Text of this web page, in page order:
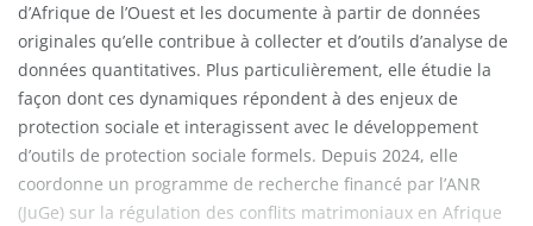
d’Afrique de l’Ouest et les documente à partir de données
originales qu’elle contribue à collecter et d’outils d’analyse de
données quantitatives. Plus particulièrement, elle étudie la
façon dont ces dynamiques répondent à des enjeux de
protection sociale et interagissent avec le développement
d’outils de protection sociale formels. Depuis 2024, elle
coordonne un programme de recherche financé par l’ANR
(JuGe) sur la régulation des conflits matrimoniaux en Afrique